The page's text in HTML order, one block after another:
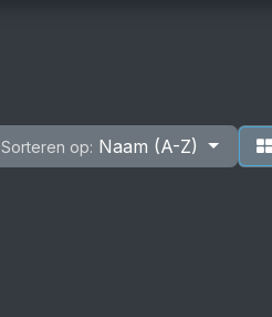
Sorteren op: Naam (A-Z)